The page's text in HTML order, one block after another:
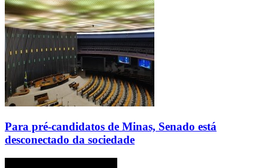
Para pré-candidatos de Minas, Senado está
desconectado da sociedade